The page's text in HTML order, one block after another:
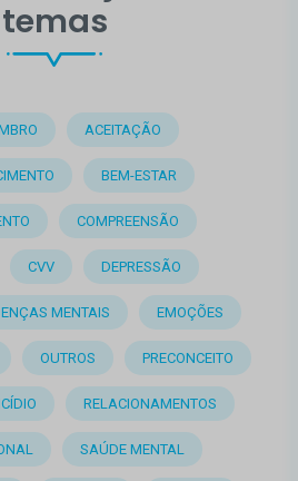
temas
ACEITAÇÃO
BEM-ESTAR
COMPREENSÃO
CVV DEPRESSÃO
MENTAIS EMOÇÕES
OUTROS PRECONCEITO
RELACIONAMENTOS
SAÚDE MENTAL